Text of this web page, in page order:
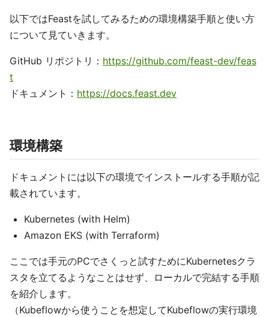
以下ではFeastを試してみるための環境構築手順と使い方
について見ていきます。
GitHub リポジトリ： https://github.com/feast-dev/feas
t
ドキュメント： https://docs.feast.dev
環境構築
ドキュメントには以下の環境でインストールする手順が記
載されています。
Kubernetes (with Helm)
Amazon EKS (with Terraform)
ここでは手元のPCでさくっと試すためにKubernetesクラ
スタを立てるようなことはせず、ローカルで完結する手順
を紹介します。
（Kubeflowから使うことを想定してKubeflowの実行環境